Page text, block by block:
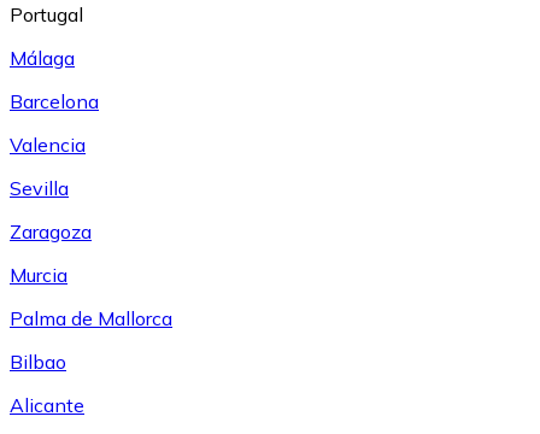
Portugal
Málaga
Barcelona
Valencia
Sevilla
Zaragoza
Murcia
Palma de Mallorca
Bilbao
Alicante